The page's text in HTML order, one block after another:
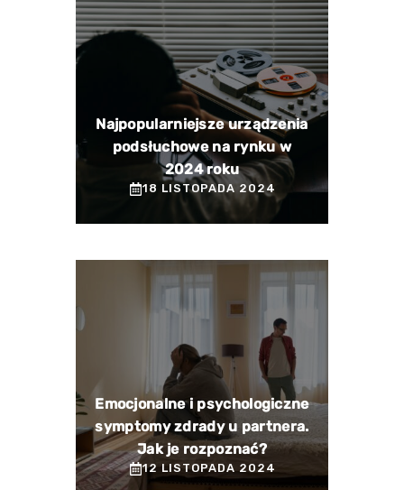
Najpopularniejsze urządzenia
podsłuchowe na rynku w
2024 roku
18 LISTOPADA 2024
Emocjonalne i psychologiczne
symptomy zdrady u partnera.
Jak je rozpoznać?
12 LISTOPADA 2024